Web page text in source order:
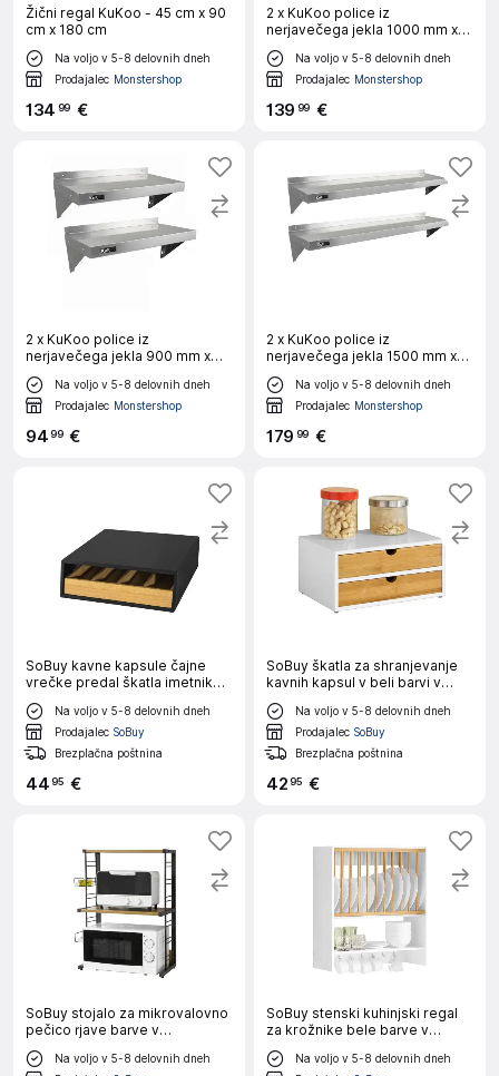
Žični regal KuKoo - 45 cm x 90
cm x 180 cm
Na voljo v 5-8 delovnih dneh
Prodajalec Monstershop
134 99 €
2 x KuKoo police iz
nerjavečega jekla 1000 mm x
300 mm
Na voljo v 5-8 delovnih dneh
Prodajalec Monstershop
139 99 €
2 x KuKoo police iz
nerjavečega jekla 900 mm x
300 mm
Na voljo v 5-8 delovnih dneh
Prodajalec Monstershop
9499 €
2 x KuKoo police iz
nerjavečega jekla 1500 mm x
300 mm
Na voljo v 5-8 delovnih dneh
Prodajalec Monstershop
179 99 €
SoBuy kavne kapsule čajne
vrečke predal škatla imetnik
kabinet v črni barvi v
skandinavskem slogu
Na voljo v 5-8 delovnih dneh
Prodajalec SoBuy
Brezplačna poštnina
4495 €
SoBuy škatla za shranjevanje
kavnih kapsul v beli barvi v
skandinavskem slogu
Na voljo v 5-8 delovnih dneh
Prodajalec SoBuy
Brezplačna poštnina
4295 €
SoBuy stojalo za mikrovalovno
pečico rjave barve v
industrijskem slogu
Na voljo v 5-8 delovnih dneh
SoBuy stenski kuhinjski regal
za krožnike bele barve v
kmečkem slogu
Na voljo v 5-8 delovnih dneh